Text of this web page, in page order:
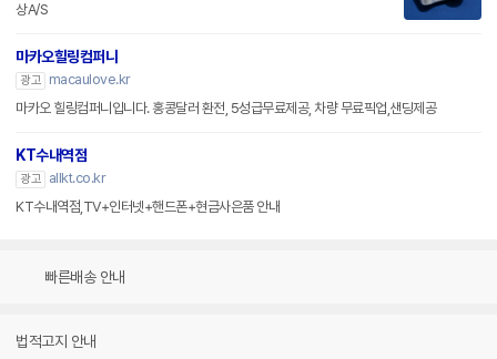
상A/S
마카오힐링컴퍼니
광고
macaulove.kr
마카오 힐링컴퍼니입니다. 홍콩달러 환전, 5성급무료제공, 차량 무료픽업,샌딩제공
KT수내역점
광고
allkt.co.kr
KT수내역점,TV+인터넷+핸드폰+현금사은품 안내
빠른배송 안내
법적고지 안내